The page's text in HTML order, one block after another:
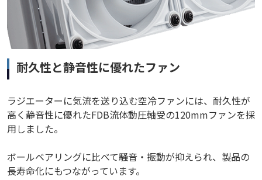
耐久性と静音性に優れたファン
ラジエーターに気流を送り込む空冷ファンには、耐久性が
高く静音性に優れたFDB流体動圧軸受の120mmファンを採
用しました。
ボールベアリングに比べて騒音・振動が抑えられ、製品の
長寿命化にもつながっています。